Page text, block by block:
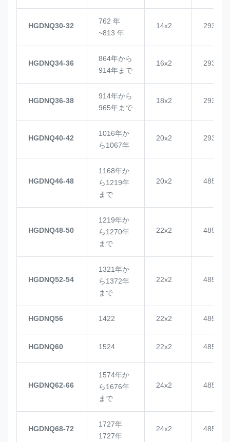
HGDNQ30-32
762 年
~813 年
14x2 2937
HGDNQ34-36
864年から
914年まで
16x2 2937
HGDNQ36-38
914年から
965年まで
18x2 2937
HGDNQ40-42
1016年か
ら1067年
20x2 2937
HGDNQ46-48
1168年か
ら1219年
まで
20x2 4855
HGDNQ48-50
1219年か
ら1270年
まで
22x2 4855
HGDNQ52-54
1321年か
ら1372年
まで
22x2 4855
HGDNQ56 1422 22x2 4855
HGDNQ60 1524 22x2 4855
HGDNQ62-66
1574年か
ら1676年
まで
24x2 4855
HGDNQ68-72
1727年
1727年
24x2 4855